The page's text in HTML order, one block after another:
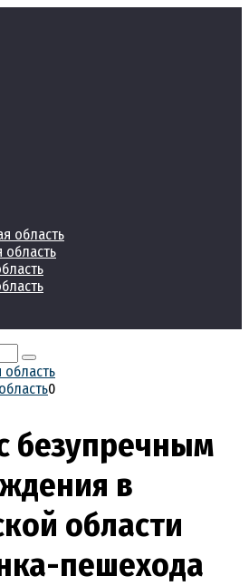
область
область
область
0
безупречным
в
области
пешехода